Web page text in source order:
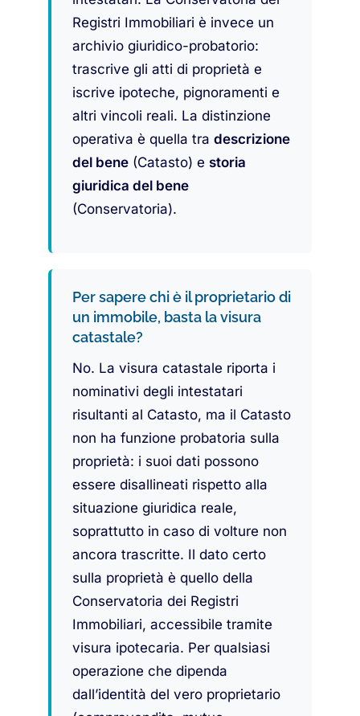
Registri Immobiliari è invece un
archivio giuridico-probatorio:
trascrive gli atti di proprietà e
iscrive ipoteche, pignoramenti e
altri vincoli reali. La distinzione
operativa è quella tra descrizione
del bene (Catasto) e storia
giuridica del bene
(Conservatoria).
Per sapere chi è il proprietario di
un immobile, basta la visura
catastale?
No. La visura catastale riporta i
nominativi degli intestatari
risultanti al Catasto, ma il Catasto
non ha funzione probatoria sulla
proprietà: i suoi dati possono
essere disallineati rispetto alla
situazione giuridica reale,
soprattutto in caso di volture non
ancora trascritte. Il dato certo
sulla proprietà è quello della
Conservatoria dei Registri
Immobiliari, accessibile tramite
visura ipotecaria. Per qualsiasi
operazione che dipenda
dall’identità del vero proprietario